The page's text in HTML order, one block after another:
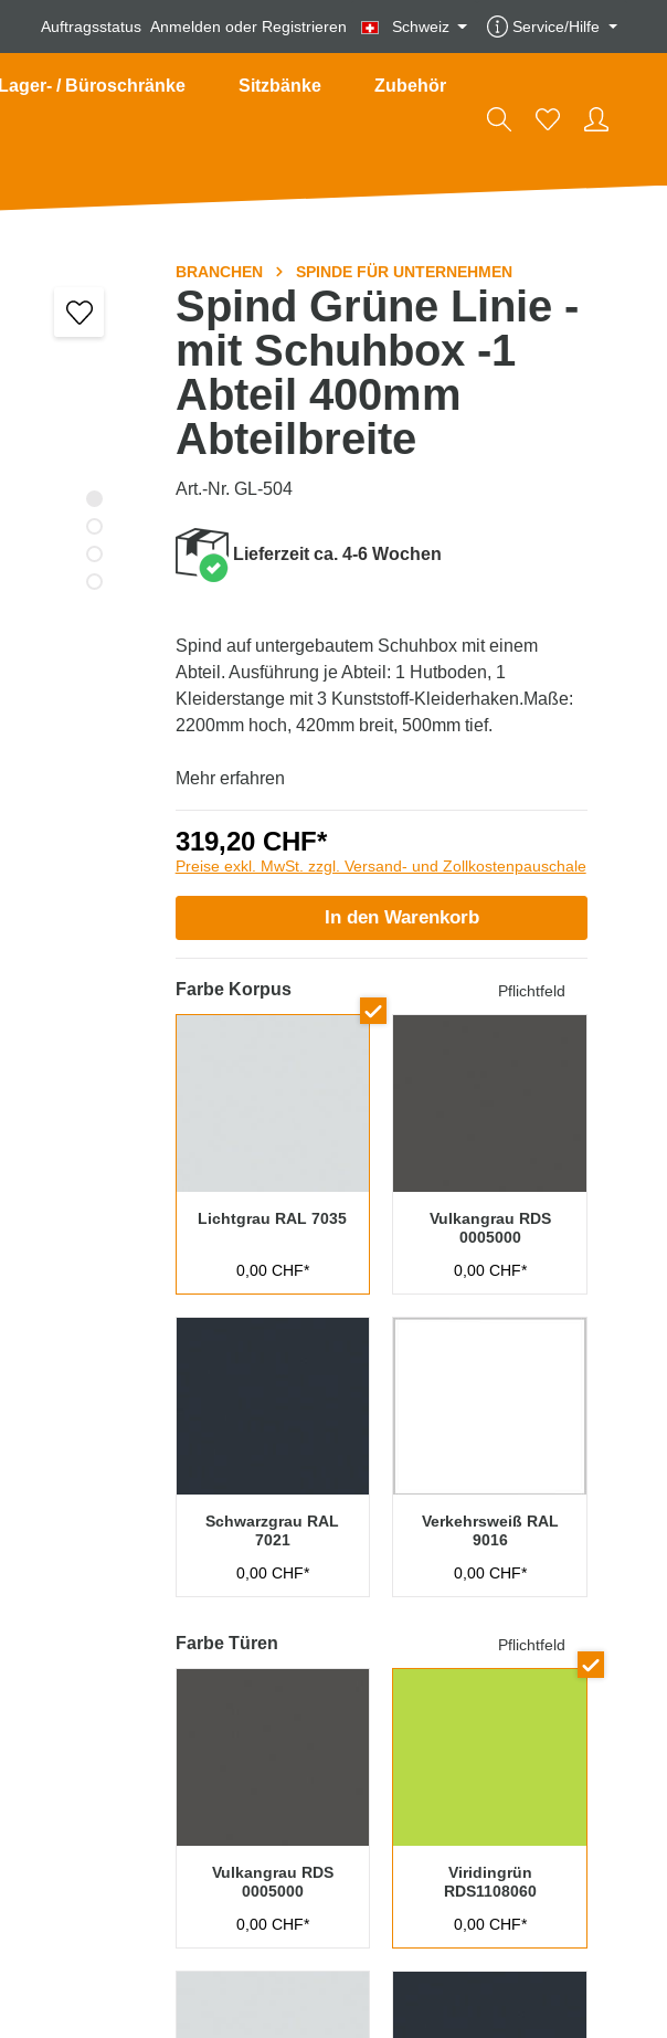
Auftragsstatus Anmelden oder Registrieren Schweiz Service/Hilfe
Lager- / Büroschränke Sitzbänke Zubehör
BRANCHEN SPINDE FÜR UNTERNEHMEN
Spind Grüne Linie -
mit Schuhbox -1
Abteil 400mm
Abteilbreite
Art.-Nr. GL-504
Lieferzeit ca. 4-6 Wochen
Spind auf untergebautem Schuhbox mit einem
Abteil. Ausführung je Abteil: 1 Hutboden, 1
Kleiderstange mit 3 Kunststoff-Kleiderhaken.Maße:
2200mm hoch, 420mm breit, 500mm tief.
Mehr erfahren
319,20 CHF*
Preise exkl. MwSt. zzgl. Versand- und Zollkostenpauschale
In den Warenkorb
Farbe Korpus Pflichtfeld
Lichtgrau RAL 7035
0,00 CHF*
Vulkangrau RDS
0005000
0,00 CHF*
Schwarzgrau RAL
7021
0,00 CHF*
Verkehrsweiß RAL
9016
0,00 CHF*
Farbe Türen Pflichtfeld
Vulkangrau RDS
0005000
0,00 CHF*
Viridingrün
RDS1108060
0,00 CHF*